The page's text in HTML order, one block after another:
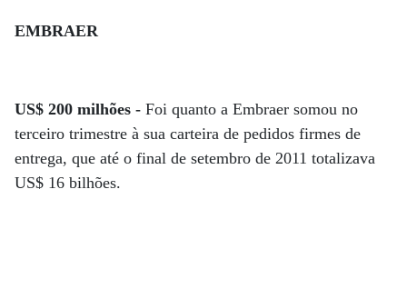
EMBRAER
US$ 200 milhões - Foi quanto a Embraer somou no
terceiro trimestre à sua carteira de pedidos firmes de
entrega, que até o final de setembro de 2011 totalizava
US$ 16 bilhões.